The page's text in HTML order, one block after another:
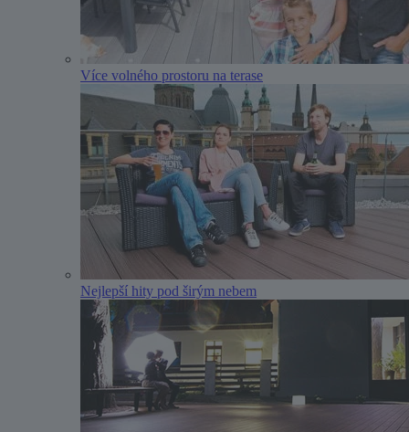
Více volného prostoru na terase
Nejlepší hity pod širým nebem